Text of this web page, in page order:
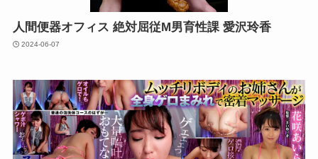
人間便器オフィス 絶対屈従M男育性課 愛沢玲香
2024-06-07